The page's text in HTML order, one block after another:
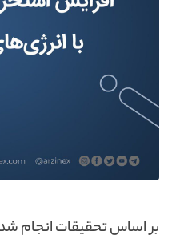
بر اساس تحقیقات انجام